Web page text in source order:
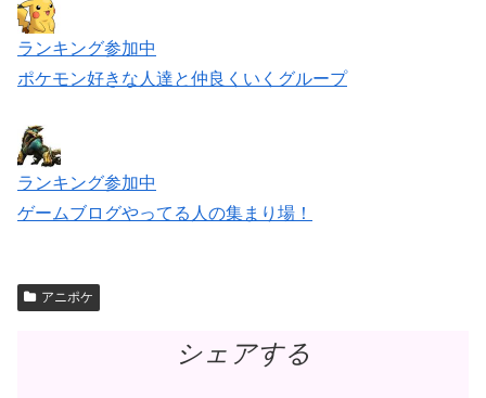
ランキング参加中
ポケモン好きな人達と仲良くいくグループ
ランキング参加中
ゲームブログやってる人の集まり場！
アニポケ
シェアする